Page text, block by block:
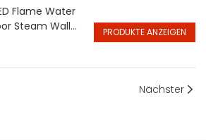
Flame Water
Steam Wall
PRODUKTE ANZEIGEN
Nächster